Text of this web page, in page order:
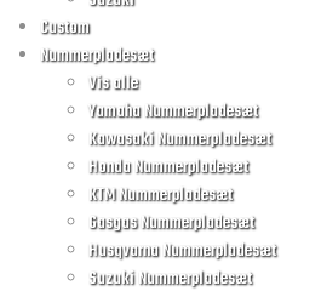
Custom
Nummerpladesæt
Vis alle
Yamaha Nummerpladesæt
Kawasaki Nummerpladesæt
Honda Nummerpladesæt
KTM Nummerpladesæt
Gasgas Nummerpladesæt
Husqvarna Nummerpladesæt
Suzuki Nummerpladesæt